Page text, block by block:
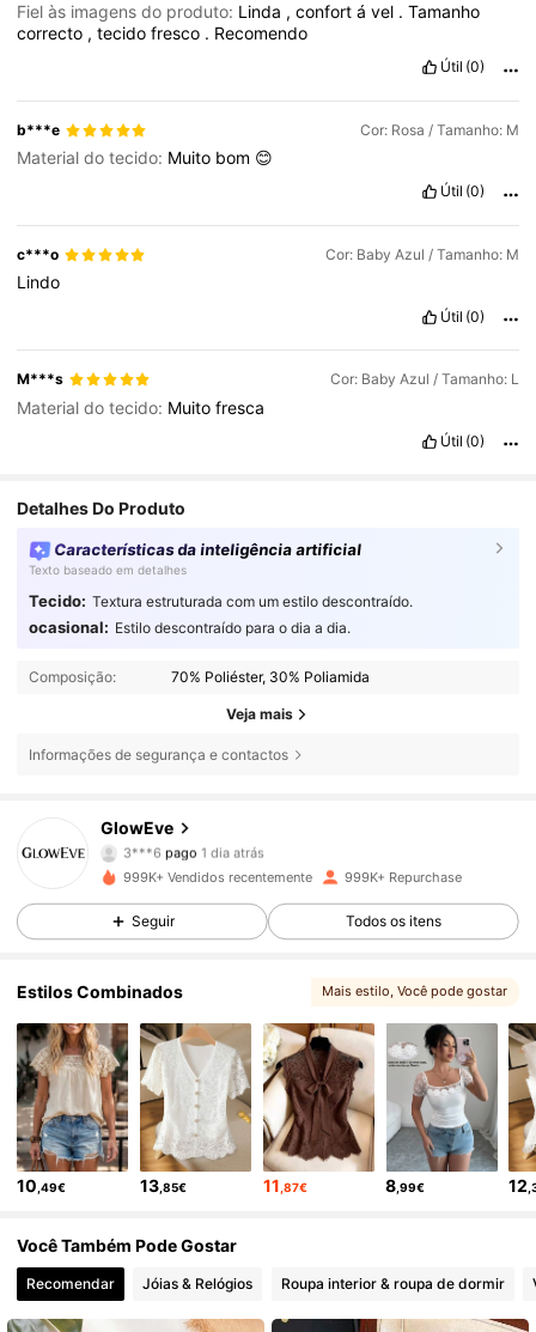
Fiel às imagens do produto: Linda ,confortável .Tamanho
correcto ,tecidofresco . Recomendo
Útil (0)
b***e Cor: Rosa / Tamanho: M
Material do tecido: Muito bom 😊
Útil (0)
c***o Cor: Baby Azul / Tamanho: M
Lindo
Útil (0)
M***s Cor: Baby Azul / Tamanho: L
Material do tecido: Muitofresca
Útil (0)
Detalhes Do Produto
Características da inteligência artificial
Texto baseado em detalhes
Tecido: Textura estruturada com um estilo descontraído.
ocasional: Estilo descontraído para o dia a dia.
Composição: 70% Poliéster, 30% Poliamida
Veja mais
Informações de segurança e contactos
GlowEve
3***6pago
y***9seguiu 5 minutos atrás
4,70 822K Seguidores
4,70 822K Seguidores
4,70 822K Seguidores
999K+ Vendidos recentemente 999K+ Repurchase
Seguir Todos os itens
Estilos Combinados Mais estilo , Você pode gostar
10 ,49€ 13 ,85€ 11 ,87€ 8 ,99€ 12
Você Também Pode Gostar
Recomendar Jóias & Relógios Roupa interior & roupa de dormir